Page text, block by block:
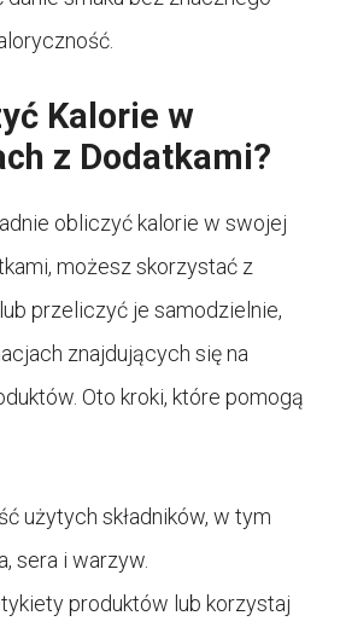
Kalorie w
z Dodatkami?
obliczyć kalorie w swojej
możesz skorzystać z
przeliczyć je samodzielnie,
znajdujących się na
Oto kroki, które pomogą
użytych składników, w tym
sera i warzyw.
produktów lub korzystaj